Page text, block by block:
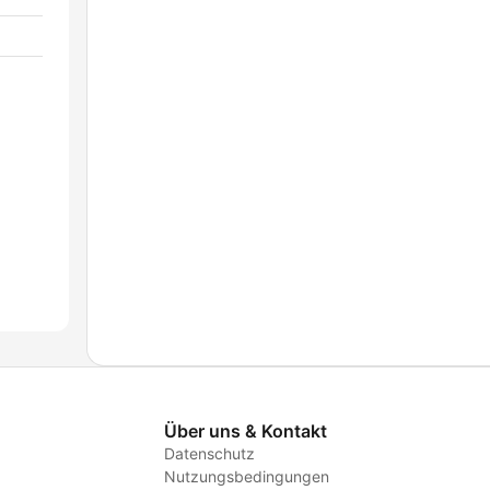
Über uns & Kontakt
Datenschutz
Nutzungsbedingungen